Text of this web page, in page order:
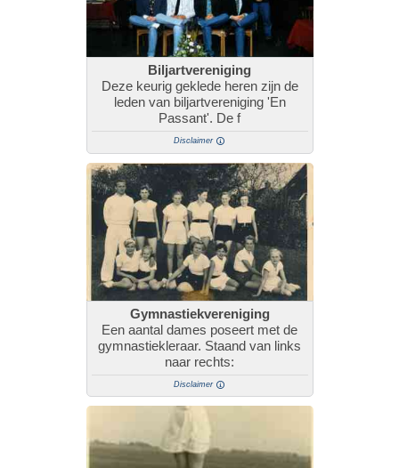
Biljartvereniging
Deze keurig geklede heren zijn de
leden van biljartvereniging 'En
Passant'. De f
Disclaimer
Gymnastiekvereniging
Een aantal dames poseert met de
gymnastiekleraar. Staand van links
naar rechts:
Disclaimer